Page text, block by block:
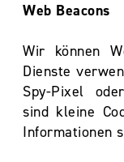
Web Beacons
Wir können
Dienste
Spy-Pixel
sind kleine
Informationen